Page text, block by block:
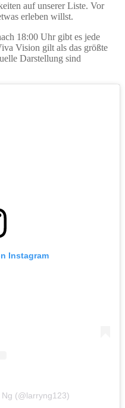
auf unserer Liste. Vor
erleben willst.
18:00 Uhr gibt es jede
Vision gilt als das größte
Darstellung sind
Instagram
(@larryng123)